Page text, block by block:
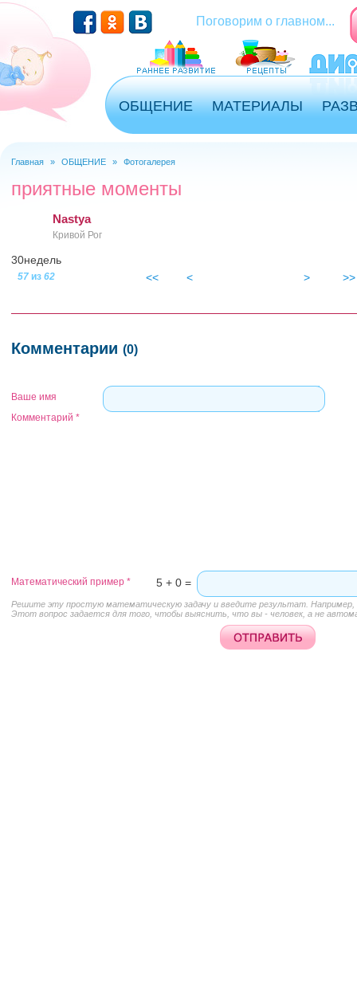
Перейти к основному содержанию
Поговорим о главном...
ОБЩЕНИЕ МАТЕРИАЛЫ
Главная » ОБЩЕНИЕ » Фотогалерея
приятные моменты
Nastya
Кривой Рог
30недель
57 из 62 << < > >>
Комментарии (0)
Ваше имя
Комментарий *
Этот вопрос задается для того, чтобы выяснить, что вы - человек, а не
Математический пример * 5 + 0 =
Решите эту простую математическую задачу и введите результат. Например,